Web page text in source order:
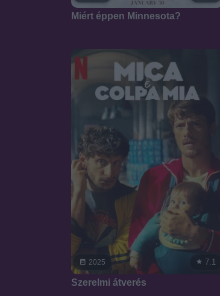
Miért éppen Minnesota?
2025 7.1
Szerelmi átverés